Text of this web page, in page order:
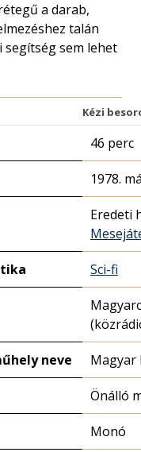
a darab,
talán
segítség sem lehet
Kézi
46 perc
1978.
Eredeti
Sci-fi
neve Magyar
Önálló
Monó